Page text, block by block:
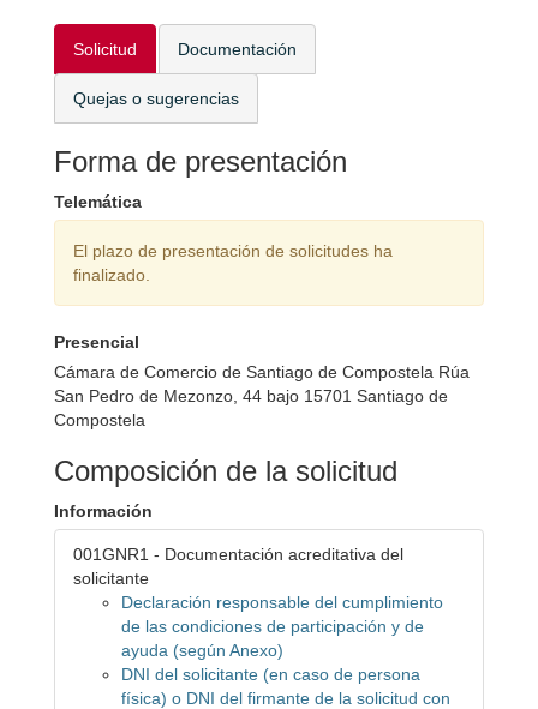
Solicitud Documentación
Quejas o sugerencias
Forma de presentación
Telemática
El plazo de presentación de solicitudes ha
finalizado.
Presencial
Cámara de Comercio de Santiago de Compostela Rúa
San Pedro de Mezonzo, 44 bajo 15701 Santiago de
Compostela
Composición de la solicitud
Información
001GNR1 - Documentación acreditativa del
solicitante
Declaración responsable del cumplimiento
de las condiciones de participación y de
ayuda (según Anexo)
DNI del solicitante (en caso de persona
física) o DNI del firmante de la solicitud con